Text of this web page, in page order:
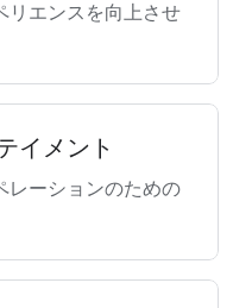
リエンスを向上させ
イメント
レーションのための